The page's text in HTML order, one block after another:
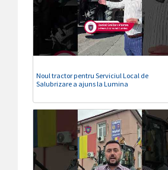
Noul tractor pentru Serviciul Local de
Salubrizare a ajuns la Lumina